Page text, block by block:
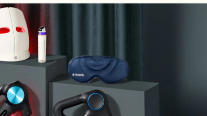
корзину